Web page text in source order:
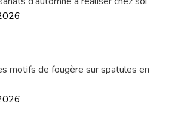
motifs de fougère sur spatules en